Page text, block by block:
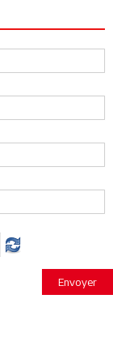
Envoyer